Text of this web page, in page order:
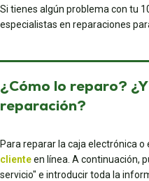
Si tienes algún problema con tu
especialistas en reparaciones
¿Cómo lo reparo?
reparación?
Para reparar la caja electrónica
clienteen línea. A continuación,
servicio" e introducir toda la